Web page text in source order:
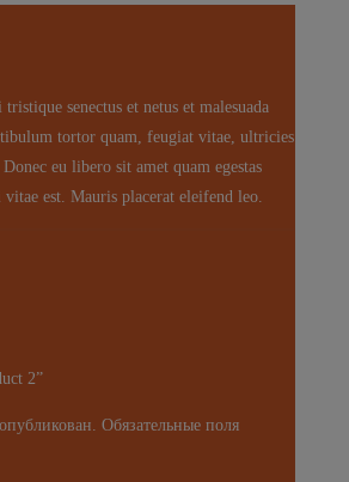
senectus et netus et malesuada
tortor quam, feugiat vitae, ultricies
eu libero sit amet quam egestas
est. Mauris placerat eleifend leo.
2”
Обязательные поля